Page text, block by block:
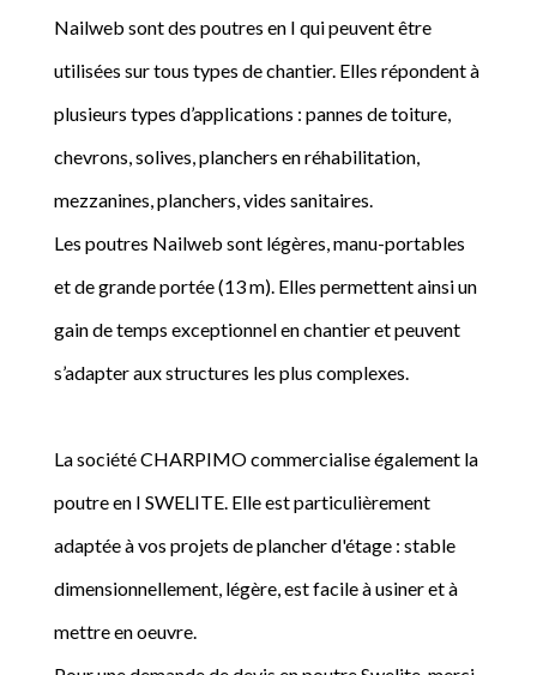
Nailweb sont des poutres en I qui peuvent être
utilisées sur tous types de chantier. Elles répondent à
plusieurs types d’applications : pannes de toiture,
chevrons, solives, planchers en réhabilitation,
mezzanines, planchers, vides sanitaires.
Les poutres Nailweb sont légères, manu-portables
et de grande portée (13 m). Elles permettent ainsi un
gain de temps exceptionnel en chantier et peuvent
s’adapter aux structures les plus complexes.
La société CHARPIMO commercialise également la
poutre en I SWELITE. Elle est particulièrement
adaptée à vos projets de plancher d'étage : stable
dimensionnellement, légère, est facile à usiner et à
mettre en oeuvre.